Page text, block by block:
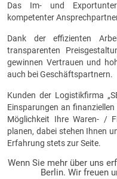
Das Im- und
kompetenter
Dank der effizienten
transparenten
gewinnen Vertrauen und
auch bei Geschäftspartnern.
Kunden der Logistikfirma
Einsparungen an
Möglichkeit Ihre Waren- /
planen, dabei stehen Ihnen
Erfahrung stets zur Seite.
Wenn Sie mehr über uns
Berlin. Wir freuen